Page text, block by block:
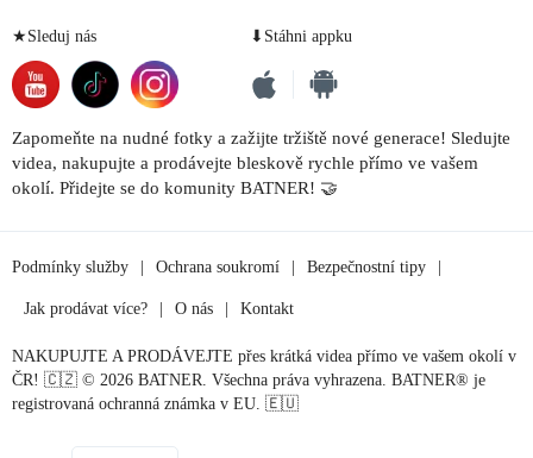
★Sleduj nás ⬇Stáhni appku
Zapomeňte na nudné fotky a zažijte tržiště nové generace! Sledujte
videa, nakupujte a prodávejte bleskově rychle přímo ve vašem
okolí. Přidejte se do komunity BATNER! 🤝
Podmínky služby Ochrana soukromí Bezpečnostní tipy
Jak prodávat více? O nás Kontakt
NAKUPUJTE A PRODÁVEJTE přes krátká videa přímo ve vašem okolí v
ČR! 🇨🇿 © 2026 BATNER. Všechna práva vyhrazena. BATNER® je
registrovaná ochranná známka v EU. 🇪🇺